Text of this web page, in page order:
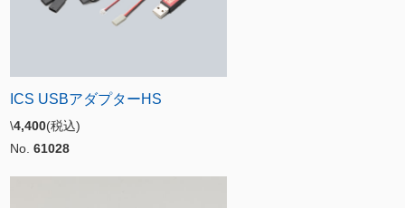
ICS USBアダプターHS
\4,400(税込)
No. 61028